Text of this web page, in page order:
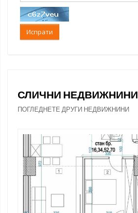
Испрати
СЛИЧНИ НЕДВИЖНИНИ
ПОГЛЕДНЕТЕ ДРУГИ НЕДВИЖНИНИ